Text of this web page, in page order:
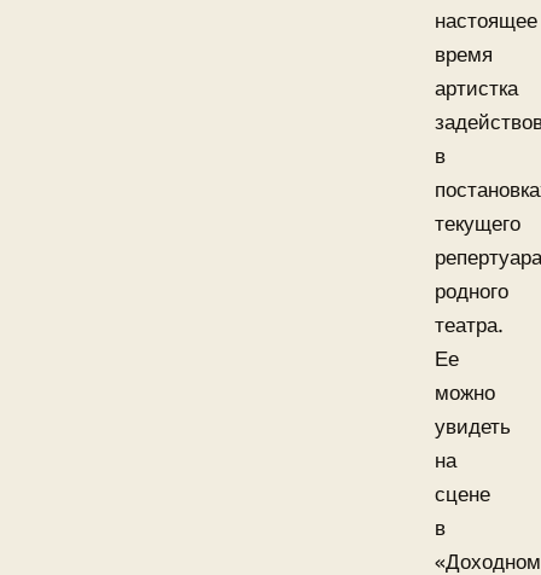
настоящее
время
артистка
в
текущего
репертуара
родного
театра.
Ее
можно
увидеть
на
сцене
в
«Доходном